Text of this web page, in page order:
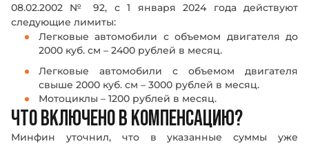
08.02.2002 № 92, с 1 января 2024 года действуют
следующие лимиты:
Легковые автомобили с объемом двигателя до
2000 куб. см – 2400 рублей в месяц.
Легковые автомобили с объемом двигателя
свыше 2000 куб. см – 3000 рублей в месяц.
Мотоциклы – 1200 рублей в месяц.
ЧТО ВКЛЮЧЕНО В КОМПЕНСАЦИЮ?
Минфин уточнил, что в указанные суммы уже